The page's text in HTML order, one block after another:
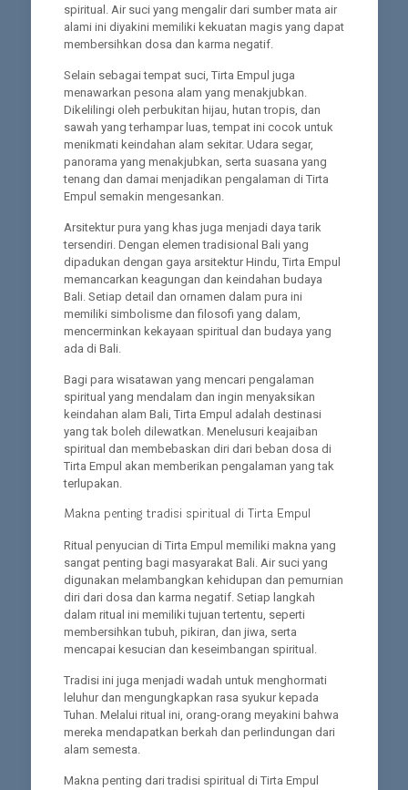
spiritual. Air suci yang mengalir dari sumber mata air
alami ini diyakini memiliki kekuatan magis yang dapat
membersihkan dosa dan karma negatif.
Selain sebagai tempat suci, Tirta Empul juga
menawarkan pesona alam yang menakjubkan.
Dikelilingi oleh perbukitan hijau, hutan tropis, dan
sawah yang terhampar luas, tempat ini cocok untuk
menikmati keindahan alam sekitar. Udara segar,
panorama yang menakjubkan, serta suasana yang
tenang dan damai menjadikan pengalaman di Tirta
Empul semakin mengesankan.
Arsitektur pura yang khas juga menjadi daya tarik
tersendiri. Dengan elemen tradisional Bali yang
dipadukan dengan gaya arsitektur Hindu, Tirta Empul
memancarkan keagungan dan keindahan budaya
Bali. Setiap detail dan ornamen dalam pura ini
memiliki simbolisme dan filosofi yang dalam,
mencerminkan kekayaan spiritual dan budaya yang
ada di Bali.
Bagi para wisatawan yang mencari pengalaman
spiritual yang mendalam dan ingin menyaksikan
keindahan alam Bali, Tirta Empul adalah destinasi
yang tak boleh dilewatkan. Menelusuri keajaiban
spiritual dan membebaskan diri dari beban dosa di
Tirta Empul akan memberikan pengalaman yang tak
terlupakan.
Makna penting tradisi spiritual di Tirta Empul
Ritual penyucian di Tirta Empul memiliki makna yang
sangat penting bagi masyarakat Bali. Air suci yang
digunakan melambangkan kehidupan dan pemurnian
diri dari dosa dan karma negatif. Setiap langkah
dalam ritual ini memiliki tujuan tertentu, seperti
membersihkan tubuh, pikiran, dan jiwa, serta
mencapai kesucian dan keseimbangan spiritual.
Tradisi ini juga menjadi wadah untuk menghormati
leluhur dan mengungkapkan rasa syukur kepada
Tuhan. Melalui ritual ini, orang-orang meyakini bahwa
mereka mendapatkan berkah dan perlindungan dari
alam semesta.
Makna penting dari tradisi spiritual di Tirta Empul